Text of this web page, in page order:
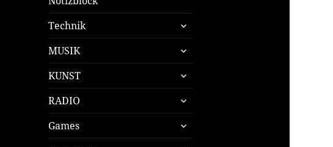
Technik
untermenü
öffnen
MUSIK
untermenü
öffnen
KUNST
untermenü
öffnen
RADIO
untermenü
öffnen
Games
untermenü
öffnen